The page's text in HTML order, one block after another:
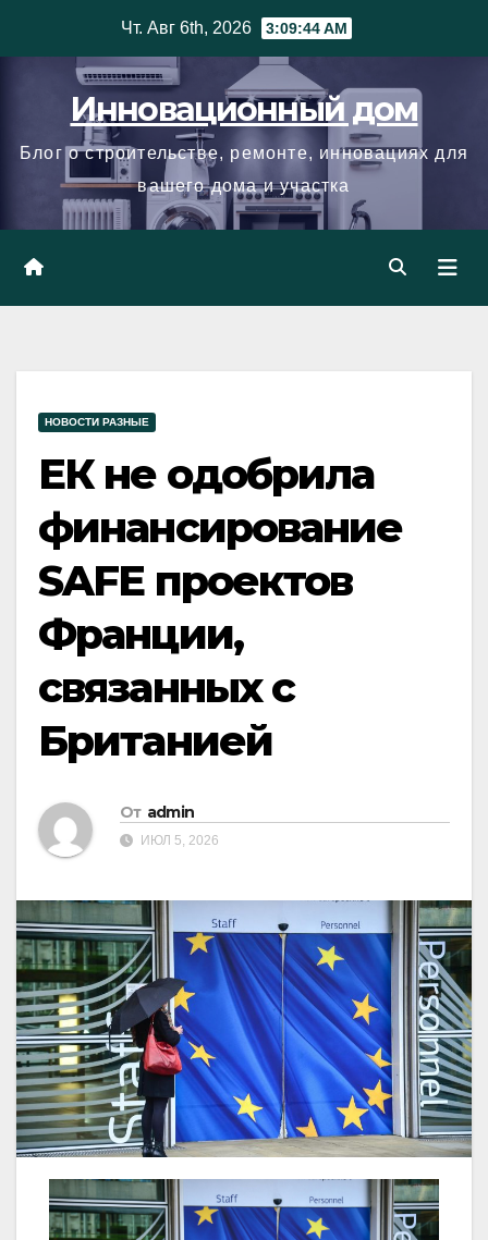
Чт. Авг 6th, 2026 3:09:45 AM
Инновационный дом
Блог о строительстве, ремонте, инновациях для
вашего дома и участка
НОВОСТИ РАЗНЫЕ
ЕК не одобрила
финансирование
SAFE проектов
Франции,
связанных с
Британией
От admin
ИЮЛ 5, 2026